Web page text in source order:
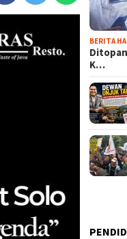
BERITA
K…